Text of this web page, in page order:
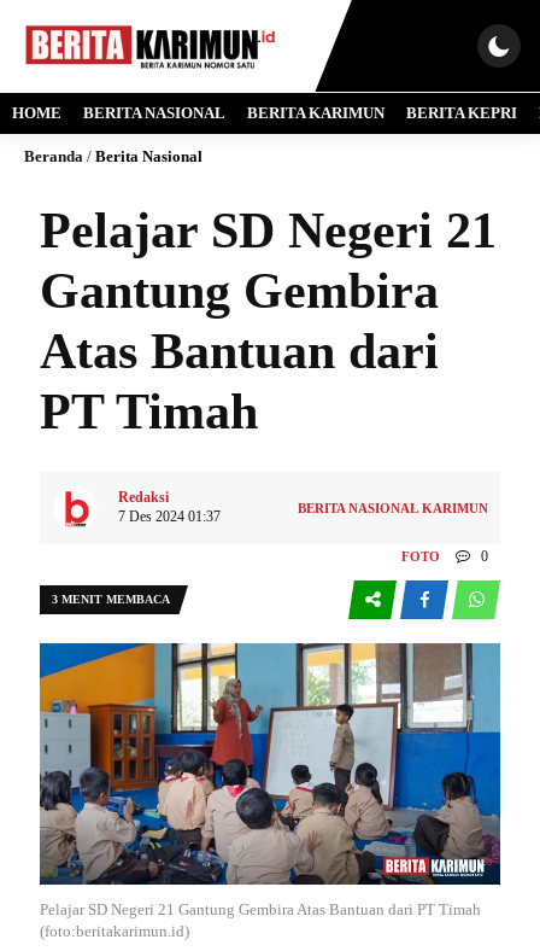
HOME BERITA NASIONAL BERITA KARIMUN BERITA KEPRI
Beranda / Berita Nasional
Pelajar SD Negeri 21
Gantung Gembira
Atas Bantuan dari
PT Timah
Redaksi
7 Des 2024 01:37
BERITA NASIONAL KARIMUN
FOTO 0
3 MENIT MEMBACA
Pelajar SD Negeri 21 Gantung Gembira Atas Bantuan dari PT Timah
(foto:beritakarimun.id)